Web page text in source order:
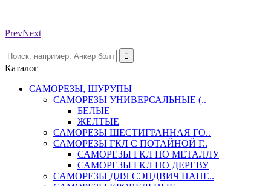
PrevNext
Каталог
САМОРЕЗЫ, ШУРУПЫ
САМОРЕЗЫ УНИВЕРСАЛЬНЫЕ (..
БЕЛЫЕ
ЖЕЛТЫЕ
САМОРЕЗЫ ШЕСТИГРАННАЯ ГО..
САМОРЕЗЫ ГКЛ С ПОТАЙНОЙ Г..
САМОРЕЗЫ ГКЛ ПО МЕТАЛЛУ
САМОРЕЗЫ ГКЛ ПО ДЕРЕВУ
САМОРЕЗЫ ДЛЯ СЭНДВИЧ ПАНЕ..